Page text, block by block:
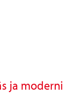
ja moderni